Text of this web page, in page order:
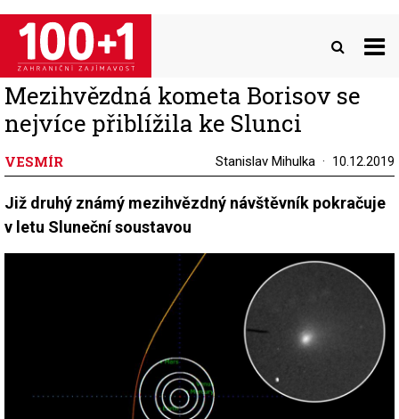
Přejít
hlavnímu
obsahu
Mezihvězdná kometa Borisov se
nejvíce přiblížila ke Slunci
VESMÍR Stanislav Mihulka 10.12.2019
Již druhý známý mezihvězdný návštěvník pokračuje
v letu Sluneční soustavou